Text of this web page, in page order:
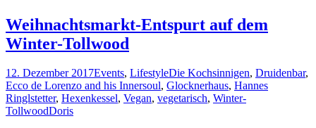
Weihnachtsmarkt-Entspurt auf dem
Winter-Tollwood
12. Dezember 2017Events, LifestyleDie Kochsinnigen, Druidenbar,
Ecco de Lorenzo and his Innersoul, Glocknerhaus, Hannes
Ringlstetter, Hexenkessel, Vegan, vegetarisch, Winter-
TollwoodDoris